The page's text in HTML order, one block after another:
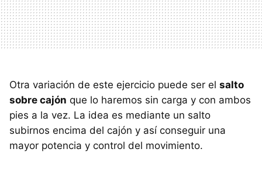
Otra variación de este ejercicio puede ser el salto
sobre cajón que lo haremos sin carga y con ambos
pies a la vez. La idea es mediante un salto
subirnos encima del cajón y así conseguir una
mayor potencia y control del movimiento.